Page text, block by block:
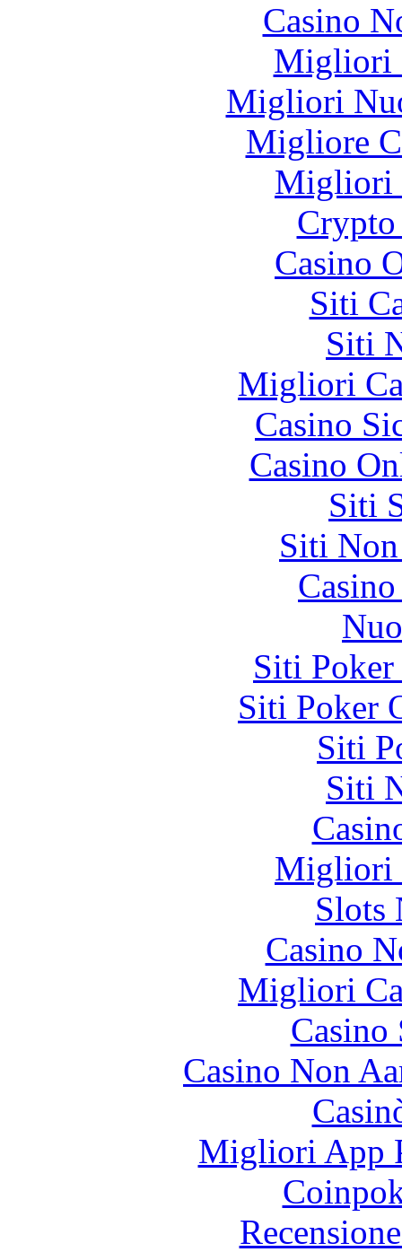
Casino
Migliori
Migliori
Migliore
Migliori
Casino
Siti
Siti
Migliori
Casino
Casino
Siti
Siti
Siti
Siti Poker
Siti
Siti
Migliori
Slots
Casino
Migliori
Casino
Casino Non
Migliori App